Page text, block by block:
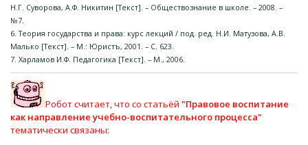
Н.Г. Суворова, А.Ф. Никитин [Текст]. – Обществознание в школе. – 2008. –
№7.
6. Теория государства и права: курс лекций / под. ред. Н.И. Матузова, А.В.
Малько [Текст]. – М.: Юристъ, 2001. – С. 623.
7. Харламов И.Ф. Педагогика [Текст]. – М., 2006.
Робот считает, что со статьёй "Правовое воспитание
как направление учебно-воспитательного процесса"
тематически связаны: